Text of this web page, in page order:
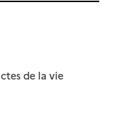
de la vie